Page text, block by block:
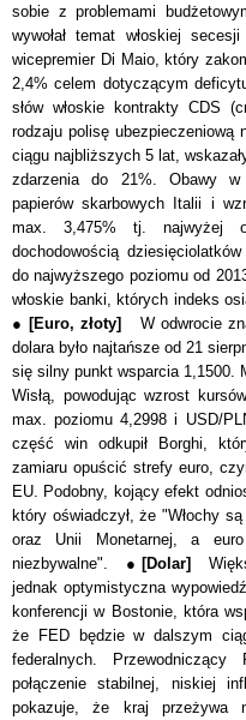
sobie z problemami
wywołał temat włoskiej
wicepremier Di Maio, który
2,4% celem dotyczącym
słów włoskie kontrakty CDS
rodzaju polisę ubezpieczeniową
ciągu najbliższych 5 lat,
zdarzenia do 21%. Obawy w
papierów skarbowych Italii i
max. 3,475% tj. najwyżej
dochodowością
do najwyższego poziomu od
włoskie banki, których indeks
●[Euro, złoty] W odwrocie
dolara było najtańsze od 21
się silny punkt wsparcia 1,1500.
Wisłą, powodując wzrost
max. poziomu 4,2998 i USD/
część win odkupił Borghi,
zamiaru opuścić strefy euro,
EU. Podobny, kojący efekt
który oświadczył, że "Włochy
oraz Unii Monetarnej, a
niezbywalne". ●[Dolar]
jednak optymistyczna
konferencji w Bostonie, która
że FED będzie w dalszym
federalnych. Przewodniczący
połączenie stabilnej, niskiej
pokazuje, że kraj przeżywa